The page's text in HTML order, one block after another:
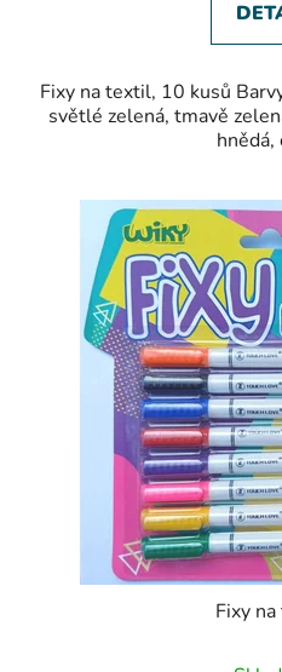
Fixy na textil, 10 kusů
světlé zelená, tmavě
hnědá,
Fixy